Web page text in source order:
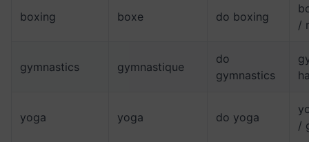
boxing boxe do boxing
/
gymnastics gymnastique
do
gymnastics
yoga yoga do yoga
/